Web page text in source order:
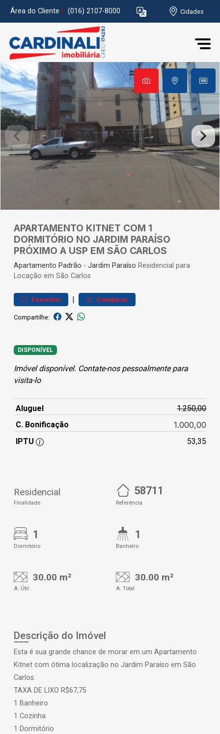
Área do Cliente (016) 2107-8000 Cidades
APARTAMENTO KITNET COM 1
DORMITÓRIO NO JARDIM PARAÍSO
PRÓXIMO A USP EM SÃO CARLOS
Apartamento Padrão - Jardim Paraíso Residencial para
Locação em São Carlos
Favoritar | Comparar
Compartilhe:
DISPONÍVEL
Imóvel disponível. Contate-nos pessoalmente para
visita-lo
Aluguel
1.250,00
C. Bonificação
1.000,00
IPTU 53,35
Residencial
Finalidade
58711
Referência
1
Dormitório
1
Banheiro
30.00 m²
A. Útil
30.00 m²
A. Total
Descrição do Imóvel
Esta é sua grande chance de morar em um Apartamento
Kitnet com ótima localização no Jardim Paraíso em São
Carlos.
TAXA DE LIXO R$67,75
1 Banheiro
1 Cozinha
1 Dormitório